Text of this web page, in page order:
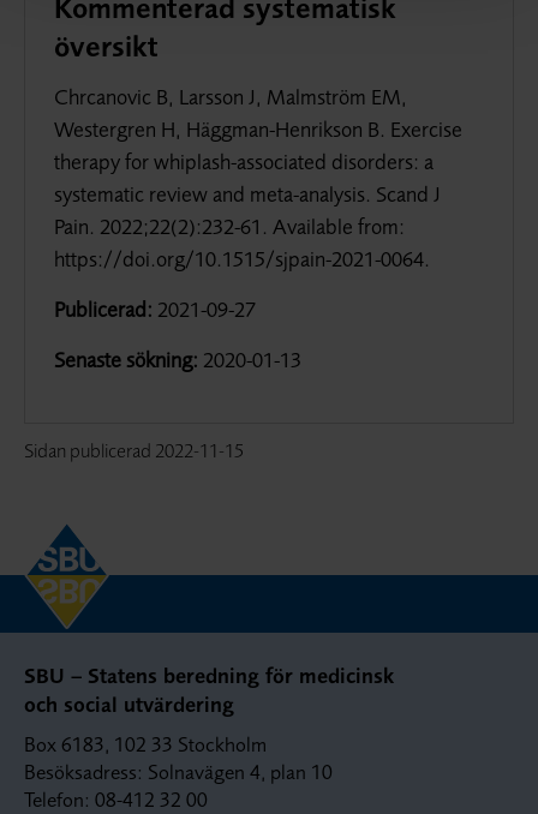
översikt
Chrcanovic B, Larsson J, Malmström EM,
Westergren H, Häggman-Henrikson B. Exercise
therapy for whiplash-associated disorders: a
systematic review and meta-analysis. Scand J
Pain. 2022;22(2):232-61. Available from:
https://doi.org/10.1515/sjpain-2021-0064.
Publicerad: 2021-09-27
Senaste sökning: 2020-01-13
Sidan publicerad 2022-11-15
SBU – Statens beredning för medicinsk
och social utvärdering
Box 6183, 102 33 Stockholm
Besöksadress: Solnavägen 4, plan 10
Telefon: 08-412 32 00